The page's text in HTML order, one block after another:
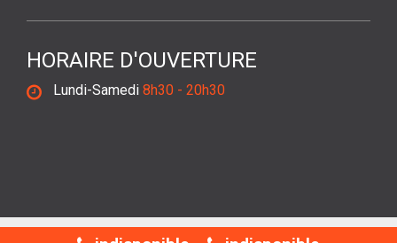
HORAIRE D'OUVERTURE
Lundi-Samedi 8h30 - 20h30
©2018 Tout droit réservé -Mentions légales